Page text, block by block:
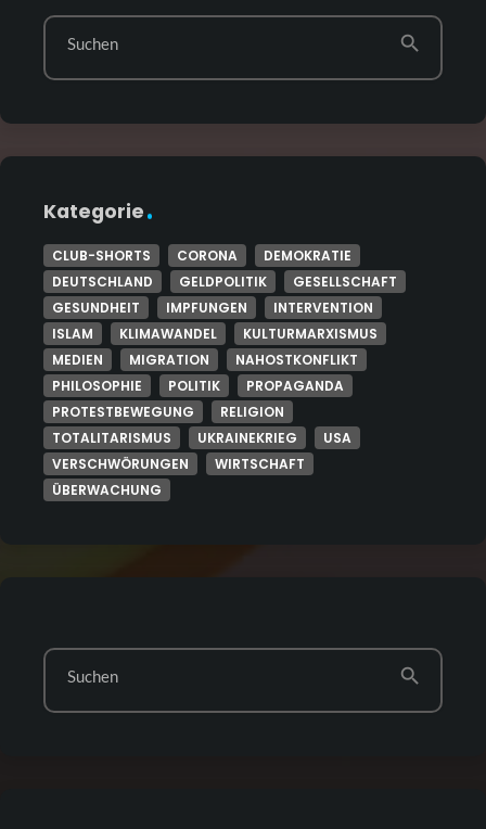
Suchen search
Kategorie
CLUB-SHORTS CORONA
DEMOKRATIE
DEUTSCHLAND
GELDPOLITIK
GESELLSCHAFT
GESUNDHEIT
IMPFUNGEN
INTERVENTION
ISLAM
KLIMAWANDEL
KULTURMARXISMUS
MEDIEN
MIGRATION
NAHOSTKONFLIKT
PHILOSOPHIE
POLITIK
PROPAGANDA
PROTESTBEWEGUNG
RELIGION
TOTALITARISMUS
UKRAINEKRIEG
USA
VERSCHWÖRUNGEN
WIRTSCHAFT
ÜBERWACHUNG
Suchen search